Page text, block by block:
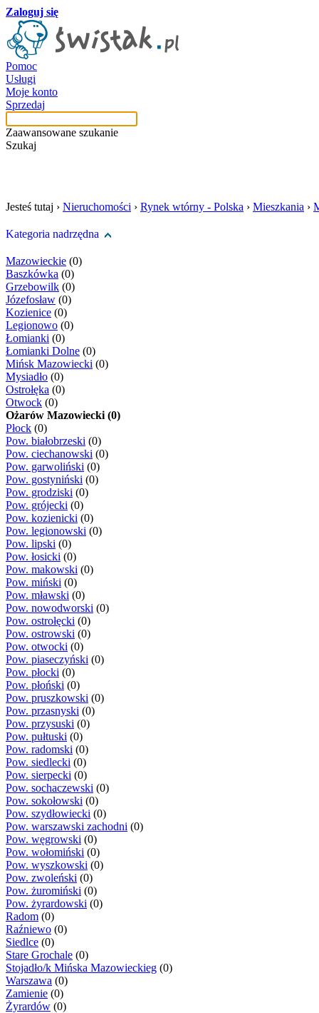
Zaloguj się
Pomoc
Usługi
Moje konto
Sprzedaj
Zaawansowane szukanie
Szukaj
Jesteś tutaj › Nieruchomości › Rynek wtórny - Polska › Mieszkania ›
Kategoria nadrzędna
Mazowieckie (0)
Baszkówka (0)
Grzebowilk (0)
Józefosław (0)
Kozienice (0)
Legionowo (0)
Łomianki (0)
Łomianki Dolne (0)
Mińsk Mazowiecki (0)
Mysiadło (0)
Ostrołęka (0)
Otwock (0)
Ożarów Mazowiecki (0)
Płock (0)
Pow. białobrzeski (0)
Pow. ciechanowski (0)
Pow. garwoliński (0)
Pow. gostyniński (0)
Pow. grodziski (0)
Pow. grójecki (0)
Pow. kozienicki (0)
Pow. legionowski (0)
Pow. lipski (0)
Pow. łosicki (0)
Pow. makowski (0)
Pow. miński (0)
Pow. mławski (0)
Pow. nowodworski (0)
Pow. ostrołęcki (0)
Pow. ostrowski (0)
Pow. otwocki (0)
Pow. piaseczyński (0)
Pow. płocki (0)
Pow. płoński (0)
Pow. pruszkowski (0)
Pow. przasnyski (0)
Pow. przysuski (0)
Pow. pułtuski (0)
Pow. radomski (0)
Pow. siedlecki (0)
Pow. sierpecki (0)
Pow. sochaczewski (0)
Pow. sokołowski (0)
Pow. szydłowiecki (0)
Pow. warszawski zachodni (0)
Pow. węgrowski (0)
Pow. wołomiński (0)
Pow. wyszkowski (0)
Pow. zwoleński (0)
Pow. żuromiński (0)
Pow. żyrardowski (0)
Radom (0)
Raźniewo (0)
Siedlce (0)
Stare Grochale (0)
Stojadło/k Mińska Mazowieckieg (0)
Warszawa (0)
Zamienie (0)
Żyrardów (0)